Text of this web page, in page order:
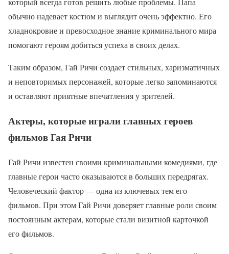
обычно надевает костюм и выглядит очень эффектно. Его
хладнокровие и превосходное знание криминального мира
помогают героям добиться успеха в своих делах.
Таким образом, Гай Ричи создает стильных, харизматичных
и неповторимых персонажей, которые легко запоминаются
и оставляют приятные впечатления у зрителей.
Актеры, которые играли главных героев
фильмов Гая Ричи
Гай Ричи известен своими криминальными комедиями, где
главные герои часто оказываются в больших передрягах.
Человеческий фактор — одна из ключевых тем его
фильмов. При этом Гай Ричи доверяет главные роли своим
постоянным актерам, которые стали визитной карточкой
его фильмов.